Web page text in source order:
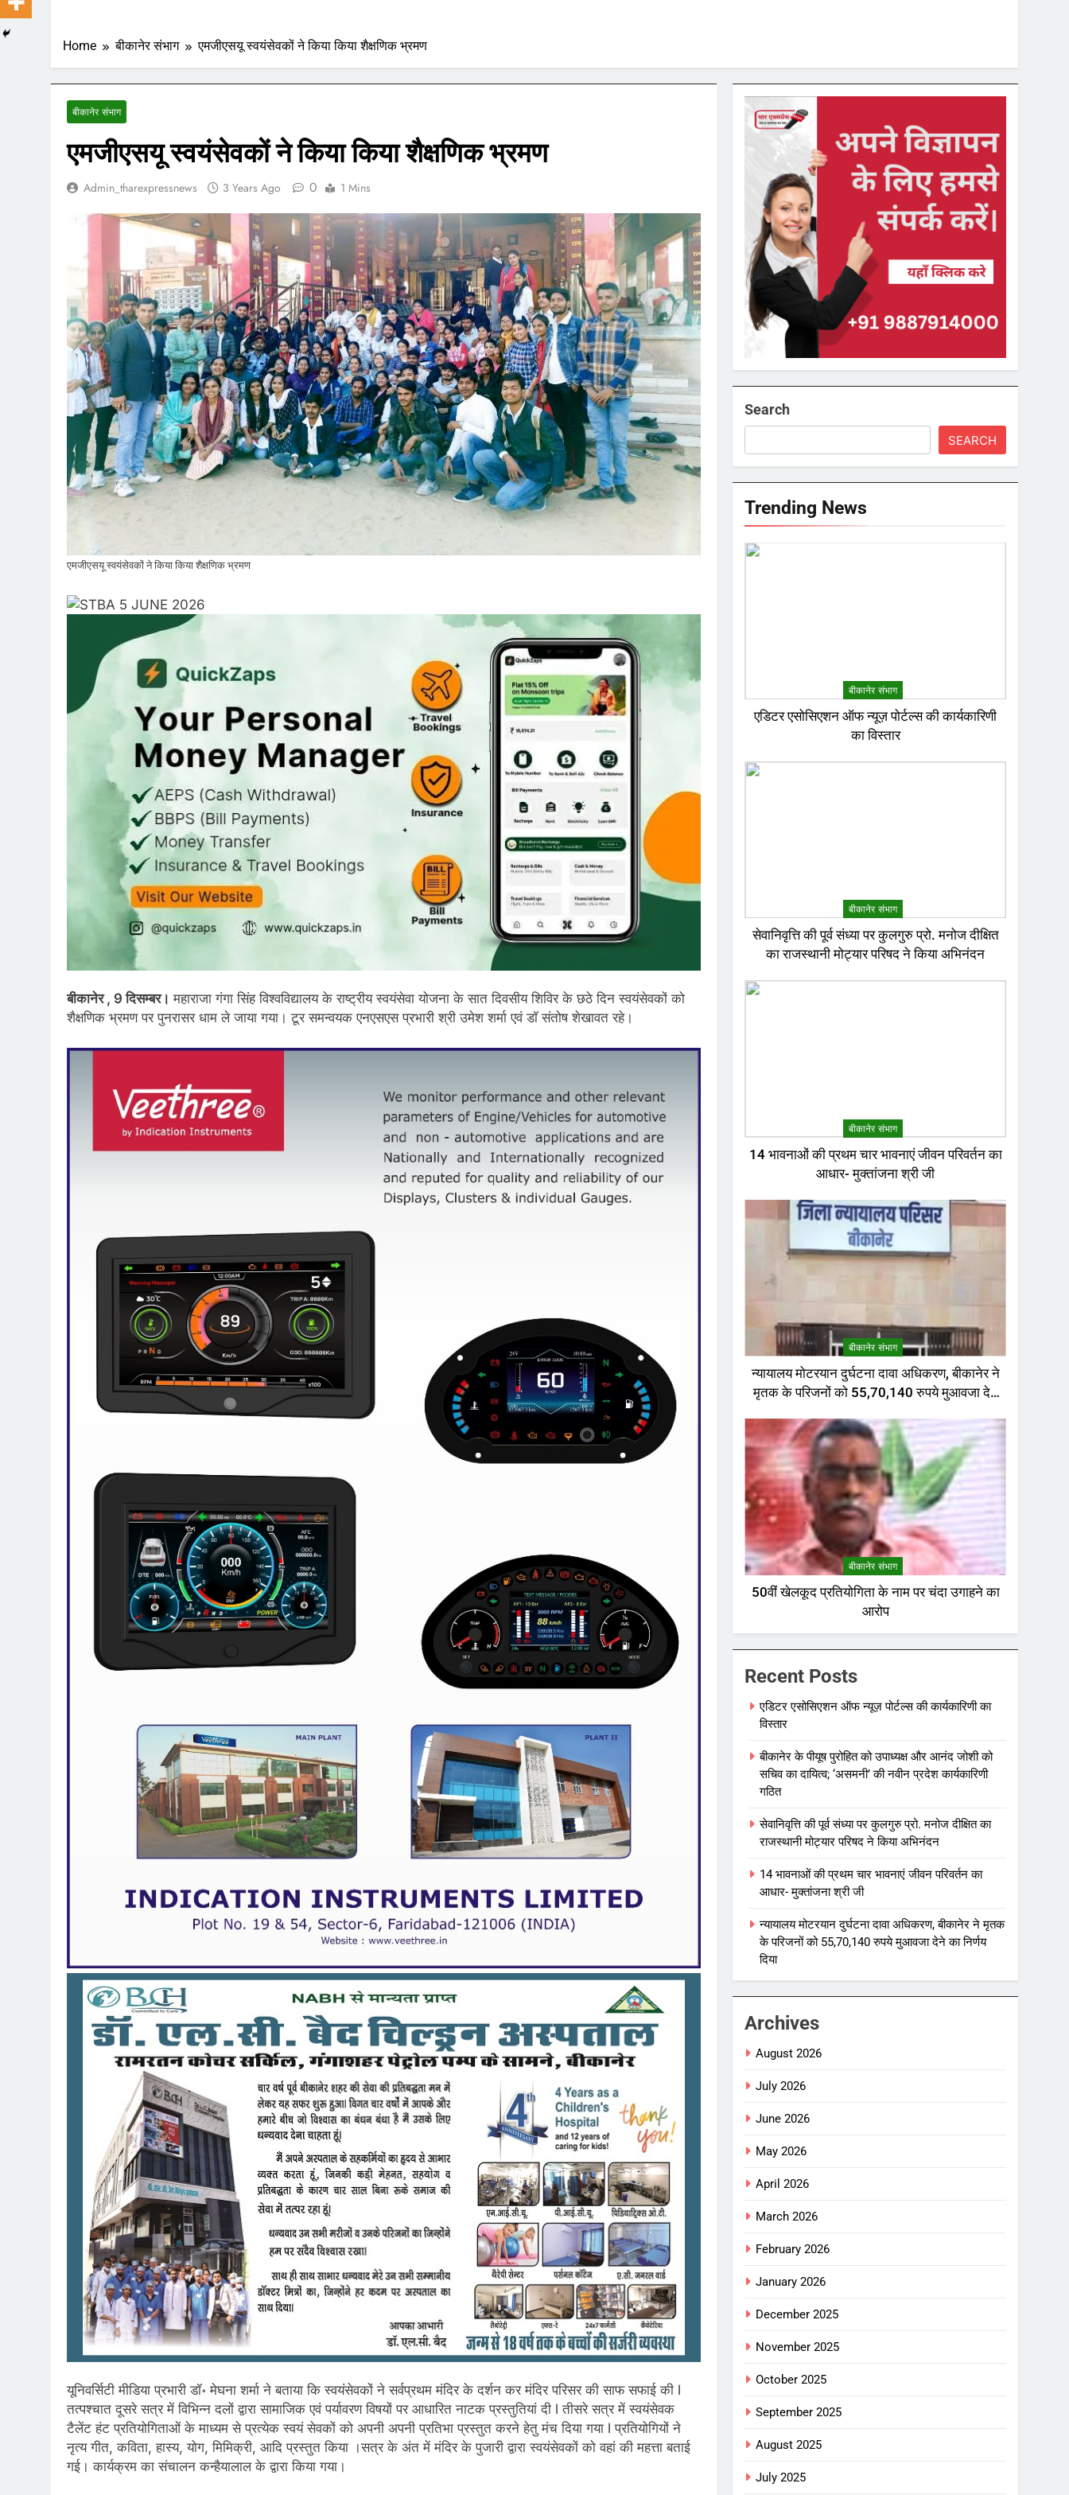
Home बीकानेर संभाग एमजीएसयू स्वयंसेवकों ने किया किया शैक्षणिक भ्रमण
बीकानेर संभाग
एमजीएसयू स्वयंसेवकों ने किया किया शैक्षणिक भ्रमण
Admin_tharexpressnews 3 Years Ago 0 1 Mins
एमजीएसयू स्वयंसेवकों ने किया किया शैक्षणिक भ्रमण
बीकानेर , 9 दिसम्बर। महाराजा गंगा सिंह विश्वविद्यालय के राष्ट्रीय स्वयंसेवा योजना के सात दिवसीय शिविर के छठे दिन स्वयंसेवकों को
शैक्षणिक भ्रमण पर पुनरासर धाम ले जाया गया। टूर समन्वयक एनएसएस प्रभारी श्री उमेश शर्मा एवं डॉ संतोष शेखावत रहे।
यूनिवर्सिटी मीडिया प्रभारी डॉ॰ मेघना शर्मा ने बताया कि स्वयंसेवकों ने सर्वप्रथम मंदिर के दर्शन कर मंदिर परिसर की साफ सफाई की l
तत्पश्चात दूसरे सत्र में विभिन्न दलों द्वारा सामाजिक एवं पर्यावरण विषयों पर आधारित नाटक प्रस्तुतियां दी l तीसरे सत्र में स्वयंसेवक
टैलेंट हंट प्रतियोगिताओं के माध्यम से प्रत्येक स्वयं सेवकों को अपनी अपनी प्रतिभा प्रस्तुत करने हेतु मंच दिया गया l प्रतियोगियों ने
नृत्य गीत, कविता, हास्य, योग, मिमिक्री, आदि प्रस्तुत किया ।सत्र के अंत में मंदिर के पुजारी द्वारा स्वयंसेवकों को वहां की महत्ता बताई
गई। कार्यक्रम का संचालन कन्हैयालाल के द्वारा किया गया।
Search
SEARCH
Trending News
बीकानेर संभाग
एडिटर एसोसिएशन ऑफ न्यूज़ पोर्टल्स की कार्यकारिणी
का विस्तार
बीकानेर संभाग
सेवानिवृत्ति की पूर्व संध्या पर कुलगुरु प्रो. मनोज दीक्षित
का राजस्थानी मोट्यार परिषद ने किया अभिनंदन
बीकानेर संभाग
14 भावनाओं की प्रथम चार भावनाएं जीवन परिवर्तन का
आधार- मुक्तांजना श्री जी
बीकानेर संभाग
न्यायालय मोटरयान दुर्घटना दावा अधिकरण, बीकानेर ने
मृतक के परिजनों को 55,70,140 रुपये मुआवजा देने
बीकानेर संभाग
50वीं खेलकूद प्रतियोगिता के नाम पर चंदा उगाहने का
आरोप
Recent Posts
एडिटर एसोसिएशन ऑफ न्यूज़ पोर्टल्स की कार्यकारिणी का
विस्तार
बीकानेर के पीयूष पुरोहित को उपाध्यक्ष और आनंद जोशी को
सचिव का दायित्व; ‘असमनी’ की नवीन प्रदेश कार्यकारिणी
गठित
सेवानिवृत्ति की पूर्व संध्या पर कुलगुरु प्रो. मनोज दीक्षित का
राजस्थानी मोट्यार परिषद ने किया अभिनंदन
14 भावनाओं की प्रथम चार भावनाएं जीवन परिवर्तन का
आधार- मुक्तांजना श्री जी
न्यायालय मोटरयान दुर्घटना दावा अधिकरण, बीकानेर ने मृतक
के परिजनों को 55,70,140 रुपये मुआवजा देने का निर्णय
दिया
Archives
August 2026
July 2026
June 2026
May 2026
April 2026
March 2026
February 2026
January 2026
December 2025
November 2025
October 2025
September 2025
August 2025
July 2025